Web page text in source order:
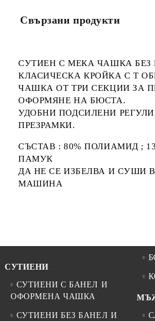
Свързани продукти
СУТИЕН С МЕКА ЧАШКА БЕЗ
КЛАСИЧЕСКА КРОЙКА С Т
ЧАШКА ОТ ТРИ СЕКЦИИ ЗА
ОФОРМЯНЕ НА БЮСТА.
УДОБНИ ПОДСИЛЕНИ
ПРЕЗРАМКИ.
СЪСТАВ : 80% ПОЛИАМИД ;
ПАМУК
ДА НЕ СЕ ИЗБЕЛВА И СУШИ
МАШИНА
СУТИЕНИ
СУТИЕНИ С БАНЕЛ И
ОФОРМЕНА ЧАШКА
СУТИЕНИ БЕЗ БАНЕЛ И